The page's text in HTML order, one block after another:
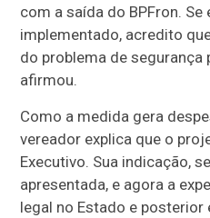
com a saída do BPFron.
implementado, acredito
do problema de segurança
afirmou.
Como a medida gera
vereador explica que o
Executivo. Sua indicação,
apresentada, e agora a
legal no Estado e posterior